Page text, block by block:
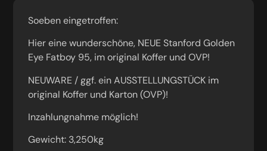
Soeben eingetroffen:
Hier eine wunderschöne, NEUE Stanford Golden
Eye Fatboy 95, im original Koffer und OVP!
NEUWARE / ggf. ein AUSSTELLUNGSTÜCK im
original Koffer und Karton (OVP)!
Inzahlungnahme möglich!
Gewicht: 3,250kg